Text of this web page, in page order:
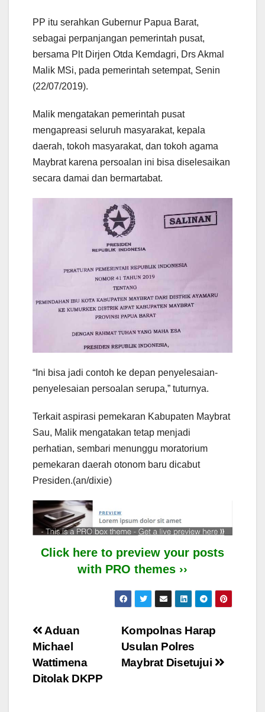
PP itu serahkan Gubernur Papua Barat,
sebagai perpanjangan pemerintah pusat,
bersama Plt Dirjen Otda Kemdagri, Drs Akmal
Malik MSi, pada pemerintah setempat, Senin
(22/07/2019).
Malik mengatakan pemerintah pusat
mengapreasi seluruh masyarakat, kepala
daerah, tokoh masyarakat, dan tokoh agama
Maybrat karena persoalan ini bisa diselesaikan
secara damai dan bermartabat.
“Ini bisa jadi contoh ke depan penyelesaian-
penyelesaian persoalan serupa,” tuturnya.
Terkait aspirasi pemekaran Kabupaten Maybrat
Sau, Malik mengatakan tetap menjadi
perhatian, sembari menunggu moratorium
pemekaran daerah otonom baru dicabut
Presiden.(an/dixie)
Click here to preview your posts
with PRO themes ››
Post
navigation
Kompolnas Harap
Usulan Polres
Maybrat Disetujui
Aduan
Michael
Wattimena
Ditolak DKPP